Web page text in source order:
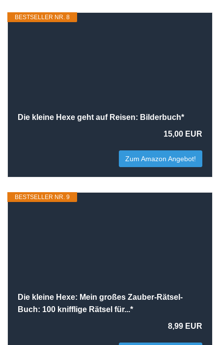
BESTSELLER NR. 8
Die kleine Hexe geht auf Reisen: Bilderbuch*
15,00 EUR
Zum Amazon Angebot!
BESTSELLER NR. 9
Die kleine Hexe: Mein großes Zauber-Rätsel-
Buch: 100 knifflige Rätsel für...*
8,99 EUR